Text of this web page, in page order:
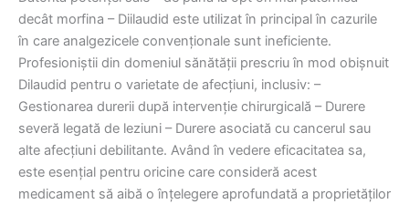
decât morfina – Diilaudid este utilizat în principal în cazurile
în care analgezicele convenționale sunt ineficiente.
Profesioniștii din domeniul sănătății prescriu în mod obișnuit
Dilaudid pentru o varietate de afecțiuni, inclusiv: –
Gestionarea durerii după intervenție chirurgicală – Durere
severă legată de leziuni – Durere asociată cu cancerul sau
alte afecțiuni debilitante. Având în vedere eficacitatea sa,
este esențial pentru oricine care consideră acest
medicament să aibă o înțelegere aprofundată a proprietăților